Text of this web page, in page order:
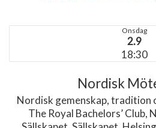
Onsdag
2.9
18:30
Nordisk
Nordisk gemenskap, tradition
The Royal Bachelors’ Club,